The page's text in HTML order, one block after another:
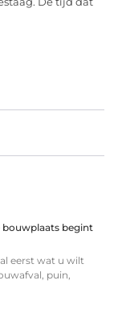
bouwplaats begint
eerst wat u wilt
puin,